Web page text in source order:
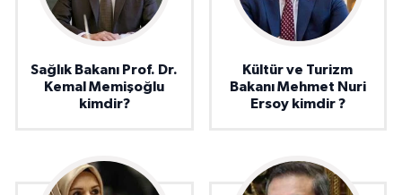
Sağlık Bakanı Prof. Dr.
Kemal Memişoğlu
kimdir?
Kültür ve Turizm
Bakanı Mehmet Nuri
Ersoy kimdir ?